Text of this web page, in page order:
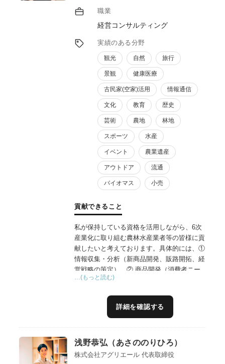
た商品・サービス開発のほか、開発後の具体
的進めかた、そしてどのようにして地域課題
を解決していくのか、等具体的な支援をさせ
ていただきます。
職業
経営コンサルティング
実績のある分野
観光 自然 旅行
景観 健康医療
古民家(空家)活用 情報通信
文化 教育 歴史
芸術 農地 林地
スポーツ 水産
イベント 農業遺産
アウトドア 流通
バイオマス 小売
貢献できること
私が保持している資格を活用しながら、6次
産業化に取り組む農林水産業者等の皆様に貢
献したいと考えております。具体的には、①
情報収集・分析（新商品開発、販路開拓、経
営戦略の策定）、② 商品開発（消費者ニー
ズや市場動向を分析し、ニーズに合致した新
のネーミングやパッケージデザイン、広告文
案なども作成支援、インフルエンサーマーケ
ーケティング戦略を立案・実行、SNSやWeb
サイトなどを活用した販促活動）、④人材育
…(もっと読む)
詳細を確認する
浅野恭弘（あさののりひろ）
株式会社アグリエール 代表取締役